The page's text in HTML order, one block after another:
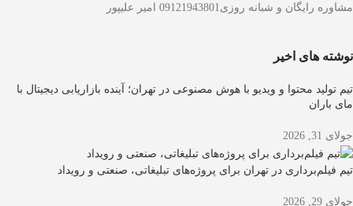
مشاوره رایگان و شبانه روزی09121943801 امیر علیپور
نوشته های اخیر
تیم تولید محتوا و ویدیو با هوش مصنوعی در تهران؛ آینده بازاریابی دیجیتال با
مای باران
جولای 31, 2026
تیم فیلم‌برداری در تهران برای پروژه‌های تبلیغاتی، صنعتی و رویداد
جولای 29, 2026